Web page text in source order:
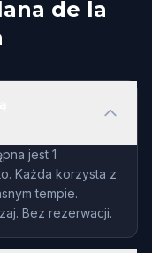
de la
jest 1
Każda korzysta z
tempie.
Bez rezerwacji.